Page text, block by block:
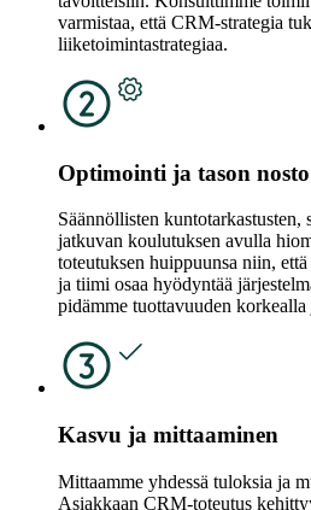
varmistaa, että CRM-strategia
liiketoimintastrategiaa.
Optimointi ja tason nosto
Säännöllisten
jatkuvan koulutuksen avulla
toteutuksen huippuunsa niin,
ja tiimi osaa hyödyntää
pidämme tuottavuuden
Kasvu ja mittaaminen
Mittaamme yhdessä tuloksia ja
Asiakkaan CRM-toteutus